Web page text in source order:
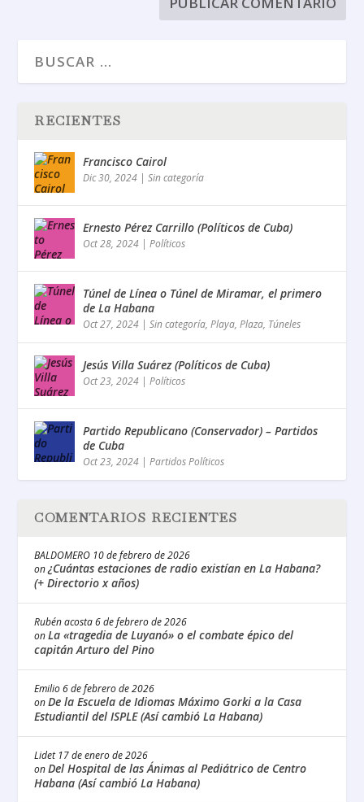
RECIENTES
Francisco Cairol
Dic 30, 2024 |Sin categoría
Ernesto Pérez Carrillo (Políticos de Cuba)
Oct 28, 2024 |Políticos
Túnel de Línea o Túnel de Miramar, el primero
de La Habana
Oct 27, 2024 |Sin categoría,Playa,Plaza, Túneles
Jesús Villa Suárez (Políticos de Cuba)
Oct 23, 2024 |Políticos
Partido Republicano (Conservador) – Partidos
de Cuba
Oct 23, 2024 |Partidos Políticos
COMENTARIOS RECIENTES
BALDOMERO 10 de febrero de 2026
on¿Cuántas estaciones de radio existían en La Habana?
(+ Directorio x años)
Rubén acosta 6 de febrero de 2026
onLa «tragedia de Luyanó» o el combate épico del
capitán Arturo del Pino
Emilio 6 de febrero de 2026
onDe la Escuela de Idiomas Máximo Gorki a la Casa
Estudiantil del ISPLE (Así cambió La Habana)
Lidet 17 de enero de 2026
onDel Hospital de las Ánimas al Pediátrico de Centro
Habana (Así cambió La Habana)